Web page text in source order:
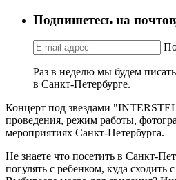
Подпишетесь на
Раз в неделю мы будем
в Санкт-Петербурге.
Концерт под звездами
проведения, режим работы,
мероприятиях Санкт-Петербурга.
Не знаете что посетить в Санкт-
погулять с ребенком, куда сходить